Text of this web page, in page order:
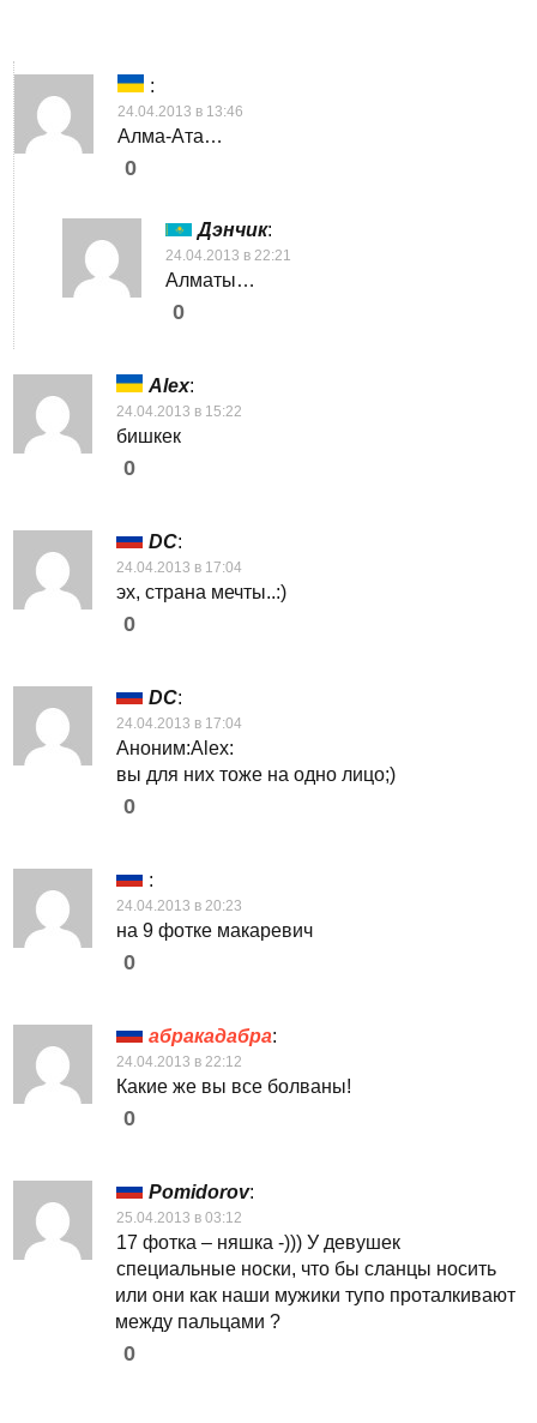
:
24.04.2013 в 13:46
Алма-Ата…
0
Дэнчик:
24.04.2013 в 22:21
Алматы…
0
Alex:
24.04.2013 в 15:22
бишкек
0
DC:
24.04.2013 в 17:04
эх, страна мечты..:)
0
DC:
24.04.2013 в 17:04
Аноним:Alex:
вы для них тоже на одно лицо;)
0
:
24.04.2013 в 20:23
на 9 фотке макаревич
0
абракадабра:
24.04.2013 в 22:12
Какие же вы все болваны!
0
Pomidorov:
25.04.2013 в 03:12
17 фотка – няшка -))) У девушек
специальные носки, что бы сланцы носить
или они как наши мужики тупо проталкивают
между пальцами ?
0